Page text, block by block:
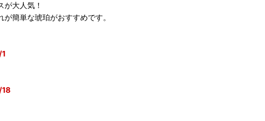
大人気！
簡単な琥珀がおすすめです。